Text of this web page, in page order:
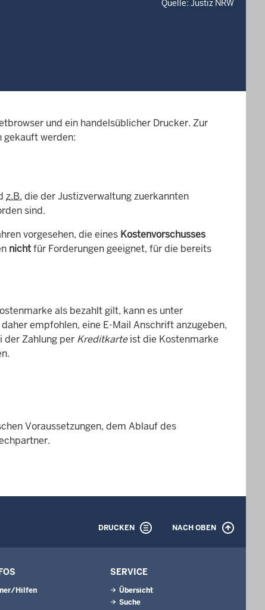
Quelle: Justiz NRW
und ein handelsüblicher Drucker. Zur
gekauft werden:
z.B. die der Justizverwaltung zuerkannten
sind.
vorgesehen, die eines Kostenvorschusses
nichtfür Forderungen geeignet, für die bereits
als bezahlt gilt, kann es unter
empfohlen, eine E-Mail Anschrift anzugeben,
der Zahlung per Kreditkarteist die Kostenmarke
Voraussetzungen, dem Ablauf des
DRUCKEN NACH OBEN
Hilfen
SERVICE
Übersicht
Suche